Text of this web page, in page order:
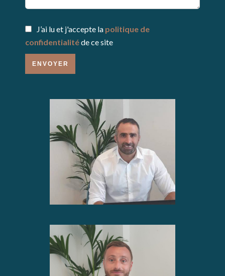
J’ai lu et j'accepte la politique de
confidentialitéde ce site
ENVOYER